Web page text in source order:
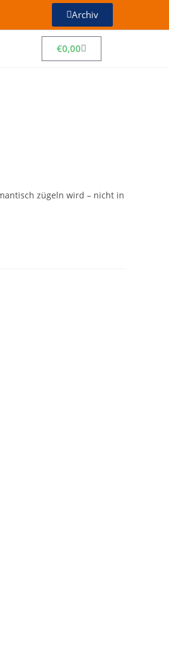
Archiv
€0,00
zügeln wird – nicht in